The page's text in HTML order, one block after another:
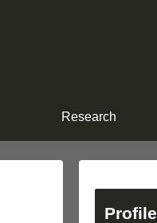
Research
Profile